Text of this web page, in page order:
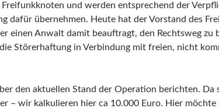
und werden entsprechend der
dafür übernehmen. Heute hat der Vorstand des
einen Anwalt damit beauftragt, den Rechtsweg zu
Störerhaftung in Verbindung mit freien, nicht
den aktuellen Stand der Operation berichten. Da
– wir kalkulieren hier ca 10.000 Euro. Hier